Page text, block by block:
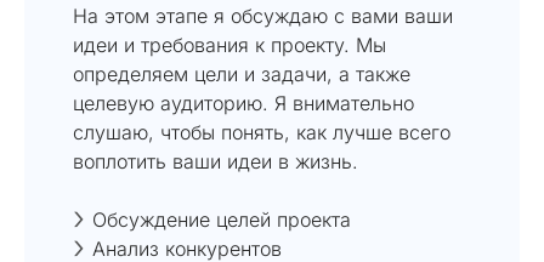
На этом этапе я обсуждаю с вами ваши
идеи и требования к проекту. Мы
определяем цели и задачи, а также
целевую аудиторию. Я внимательно
слушаю, чтобы понять, как лучше всего
воплотить ваши идеи в жизнь.
Обсуждение целей проекта
Анализ конкурентов